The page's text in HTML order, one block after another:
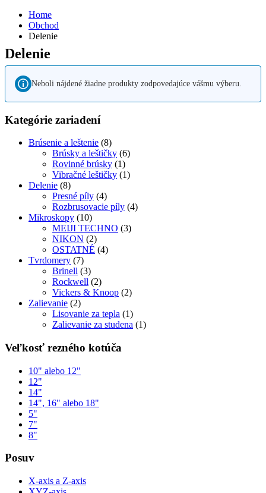
Home
Obchod
Delenie
Delenie
Neboli nájdené žiadne produkty zodpovedajúce vášmu výberu.
Kategórie zariadení
Brúsenie a leštenie (8)
Brúsky a leštičky (6)
Rovinné brúsky (1)
Vibračné leštičky (1)
Delenie (8)
Presné píly (4)
Rozbrusovacie píly (4)
Mikroskopy (10)
MEIJI TECHNO (3)
NIKON (2)
OSTATNÉ (4)
Tvrdomery (7)
Brinell (3)
Rockwell (2)
Vickers & Knoop (2)
Zalievanie (2)
Lisovanie za tepla (1)
Zalievanie za studena (1)
Veľkosť rezného kotúča
10" alebo 12"
12"
14"
14", 16" alebo 18"
5"
7"
8"
Posuv
X-axis a Z-axis